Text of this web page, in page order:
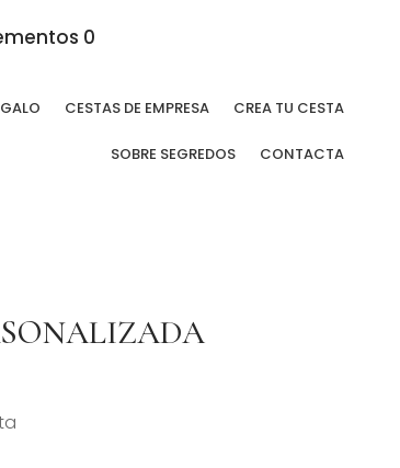
0
CESTAS DE EMPRESA CREA TU CESTA
SOBRE SEGREDOS CONTACTA